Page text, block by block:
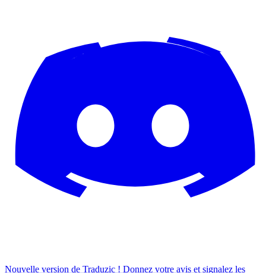
Nouvelle version de Traduzic ! Donnez votre avis et signalez les